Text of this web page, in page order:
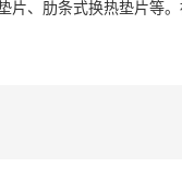
、肋条式换热垫片等。